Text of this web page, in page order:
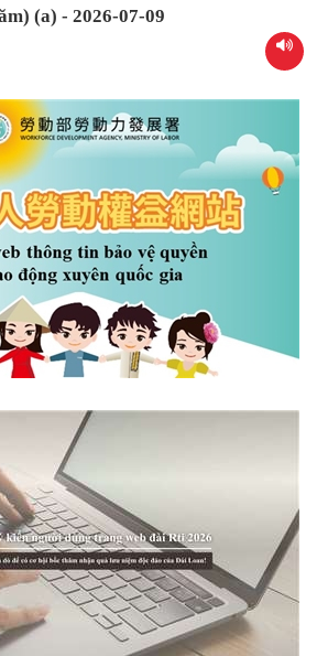
(a) - 2026-07-09